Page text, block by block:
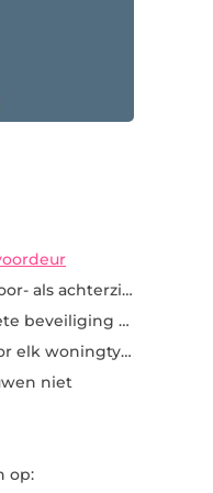
Rijtjeshuis: beveilig zowel voor- als achterzijde
Vrijstaande woning: complete beveiliging rondom
Slimme sloten: geschikt voor elk woningtype?
niet
op: